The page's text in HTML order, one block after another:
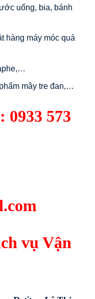
uống, bia, bánh
hàng máy móc quá
mây tre đan,…
0933 573
vụ Vận